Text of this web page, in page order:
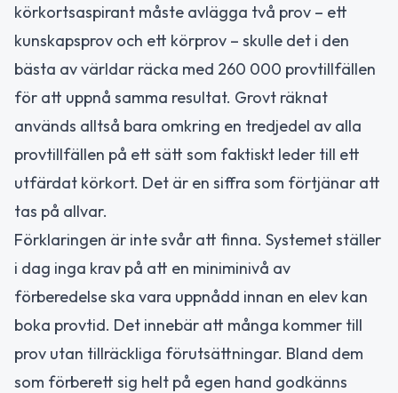
körkortsaspirant måste avlägga två prov – ett
kunskapsprov och ett körprov – skulle det i den
bästa av världar räcka med 260 000 provtillfällen
för att uppnå samma resultat. Grovt räknat
används alltså bara omkring en tredjedel av alla
provtillfällen på ett sätt som faktiskt leder till ett
utfärdat körkort. Det är en siffra som förtjänar att
tas på allvar.
Förklaringen är inte svår att finna. Systemet ställer
i dag inga krav på att en miniminivå av
förberedelse ska vara uppnådd innan en elev kan
boka provtid. Det innebär att många kommer till
prov utan tillräckliga förutsättningar. Bland dem
som förberett sig helt på egen hand godkänns